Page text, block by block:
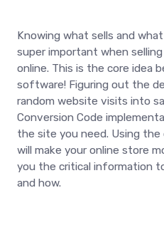
Knowing what sells and
super important when
online. This is the core idea
software! Figuring out the
random website visits into
Conversion Code
the site you need. Using
will make your online store
you the critical information
and how.